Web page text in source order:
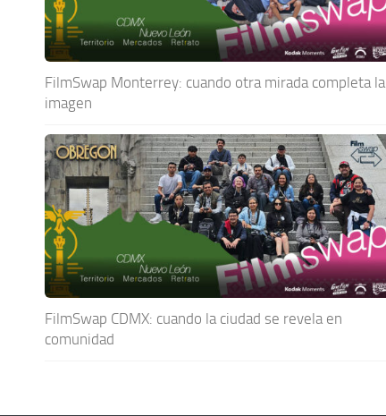
FilmSwap Monterrey: cuando otra mirada completa la
imagen
FilmSwap CDMX: cuando la ciudad se revela en
comunidad